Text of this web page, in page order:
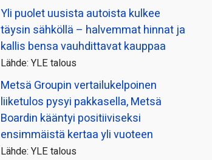
Yli puolet uusista autoista kulkee
täysin sähköllä – halvemmat hinnat ja
kallis bensa vauhdittavat kauppaa
Lähde: YLE talous
Metsä Groupin vertailu­kelpoinen
liiketulos pysyi pakkasella, Metsä
Boardin kääntyi positiiviseksi
ensimmäistä kertaa yli vuoteen
Lähde: YLE talous